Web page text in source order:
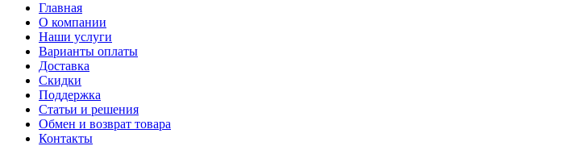
Главная
О компании
Наши услуги
Варианты оплаты
Доставка
Скидки
Поддержка
Статьи и решения
Обмен и возврат товара
Контакты